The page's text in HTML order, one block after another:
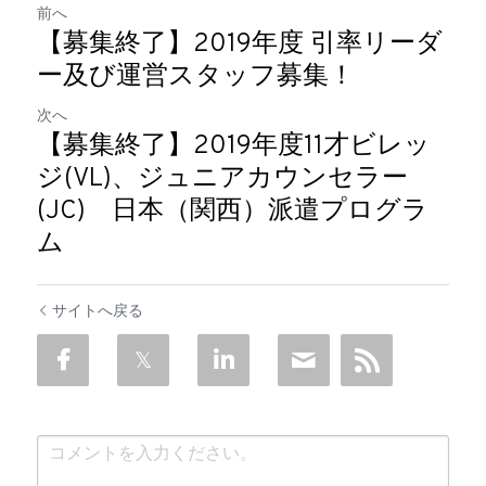
前へ
【募集終了】2019年度 引率リーダ
ー及び運営スタッフ募集！
次へ
【募集終了】2019年度11才ビレッ
ジ(VL)、ジュニアカウンセラー
(JC) 日本（関西）派遣プログラ
ム
サイトへ戻る